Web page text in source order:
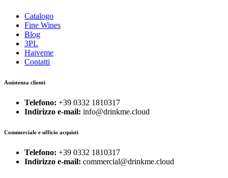
Catalogo
Fine Wines
Blog
3PL
Haiveme
Contatti
Assistenza clienti
Telefono: +39 0332 1810317
Indirizzo e-mail: info@drinkme.cloud
Commerciale e ufficio acquisti
Telefono: +39 0332 1810317
Indirizzo e-mail: commercial@drinkme.cloud